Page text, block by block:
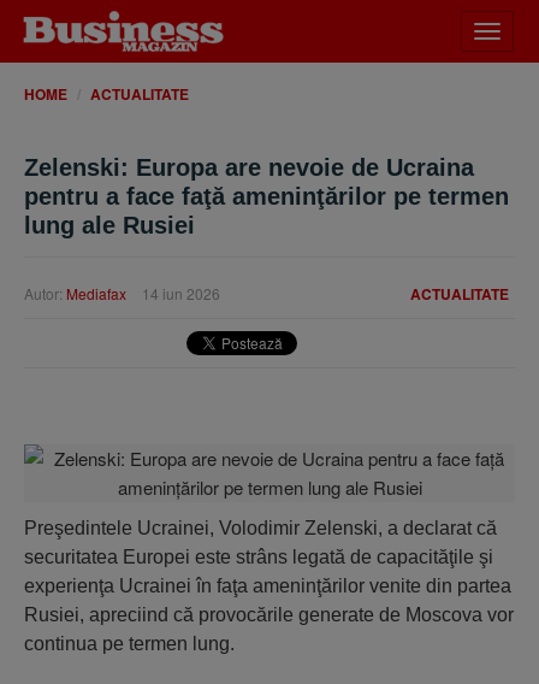
meniu
HOME ACTUALITATE
Zelenski: Europa are nevoie de Ucraina
pentru a face faţă ameninţărilor pe termen
lung ale Rusiei
ACTUALITATE
Autor: Mediafax 14 iun 2026
Preşedintele Ucrainei, Volodimir Zelenski, a declarat că
securitatea Europei este strâns legată de capacităţile şi
experienţa Ucrainei în faţa ameninţărilor venite din partea
Rusiei, apreciind că provocările generate de Moscova vor
continua pe termen lung.